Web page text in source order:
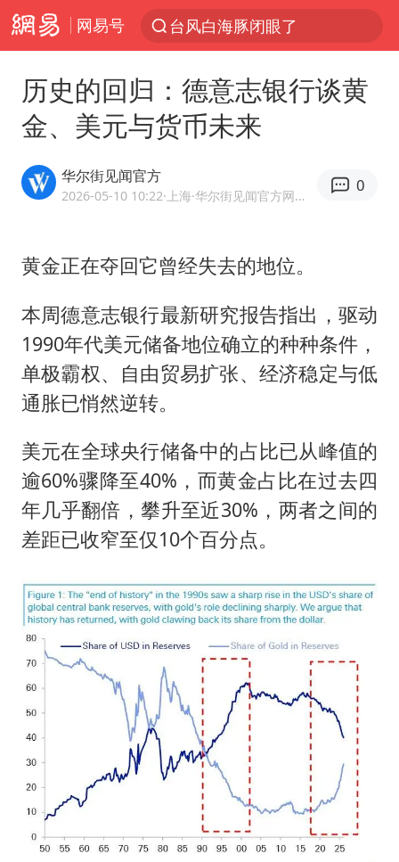
网易号
台风白海豚闭眼了
泰国初中生饮弹自尽前开了26枪
美国7月非农就业人数意外减少2.3万人
女子被狗舔脚确诊三级暴露 医生回应
泰国校园枪击事件已致8死30余伤
胡彦斌获《歌手2026》歌王
宇树王兴兴被问了360多个问题
四川宜宾地震网友称睡觉被摇醒
夯实基础开新局
历史的回归：德意志银行谈黄
金、美元与货币未来
华尔街见闻官方
2026-05-10 10:22·上海 ·华尔街见闻官方网易号
0
黄金正在夺回它曾经失去的地位。
本周德意志银行最新研究报告指出，驱动
1990年代美元储备地位确立的种种条件，
单极霸权、自由贸易扩张、经济稳定与低
通胀已悄然逆转。
美元在全球央行储备中的占比已从峰值的
逾60%骤降至40%，而黄金占比在过去四
年几乎翻倍，攀升至近30%，两者之间的
差距已收窄至仅10个百分点。